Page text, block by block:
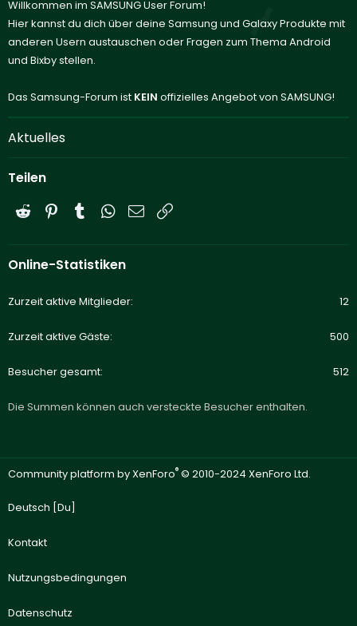
Willkommen im SAMSUNG User Forum!
Hier kannst du dich über deine Samsung und Galaxy Produkte mit
anderen Usern austauschen oder Fragen zum Thema Android
und Bixby stellen.
Das Samsung-Forum ist KEIN offizielles Angebot von SAMSUNG!
Aktuelles
Teilen
Reddit PinterestTumblrWhatsApp
E-Mail
Online-Statistiken
Zurzeit aktive Mitglieder 12
Zurzeit aktive Gäste 500
Besucher gesamt 512
Die Summen können auch versteckte Besucher enthalten.
Community platform by XenForo® © 2010-2024 XenForo Ltd.
Deutsch [Du]
Kontakt
Nutzungsbedingungen
Datenschutz